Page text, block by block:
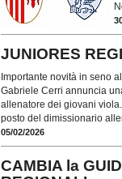
JUNIORES
Importante novità in seno
Gabriele Cerri annuncia
allenatore dei giovani
posto del dimissionario
05/02/2026
CAMBIA la